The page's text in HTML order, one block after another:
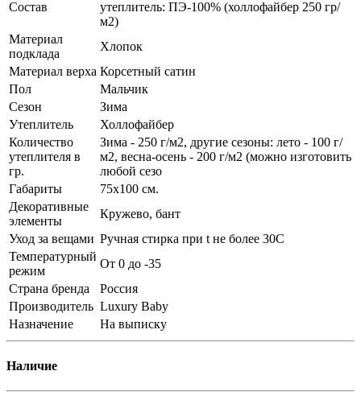
Состав
утеплитель: ПЭ-100% (холлофайбер 250 гр/
м2)
Материал
подклада
Хлопок
Материал верха Корсетный сатин
Пол
Мальчик
Сезон
Зима
Утеплитель
Холлофайбер
Количество
утеплителя в
гр.
Зима - 250 г/м2, другие сезоны: лето - 100 г/
м2, весна-осень - 200 г/м2 (можно изготовить
любой сезо
Габариты
75х100 см.
Декоративные
элементы
Кружево, бант
Уход за вещами Ручная стирка при t не более 30С
Температурный
режим
От 0 до -35
Страна бренда
Россия
Производитель Luxury Baby
Назначение
На выписку
Наличие